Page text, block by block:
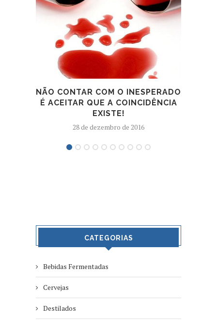
NÃO CONTAR COM O INESPERADO
É ACEITAR QUE A COINCIDÊNCIA
EXISTE!
28 de dezembro de 2016
CATEGORIAS
Bebidas Fermentadas
Cervejas
Destilados